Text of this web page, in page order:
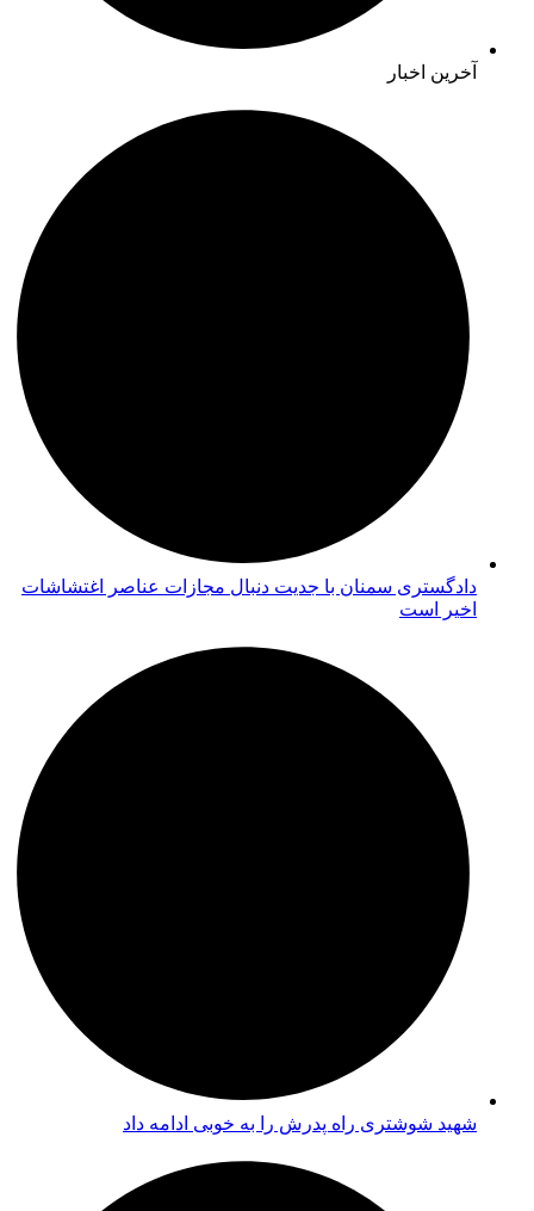
آخرین اخبار
دادگستری سمنان با جدیت دنبال مجازات عناصر اغتشاشات
اخیر است
شهید شوشتری راه پدرش را به خوبی ادامه داد